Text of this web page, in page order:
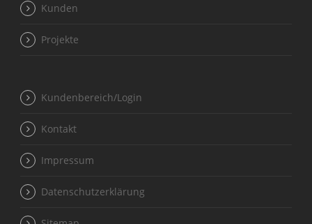
Kunden
Projekte
Kundenbereich/Login
Kontakt
Impressum
Datenschutzerklärung